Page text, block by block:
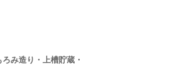
み造り・上槽貯蔵・